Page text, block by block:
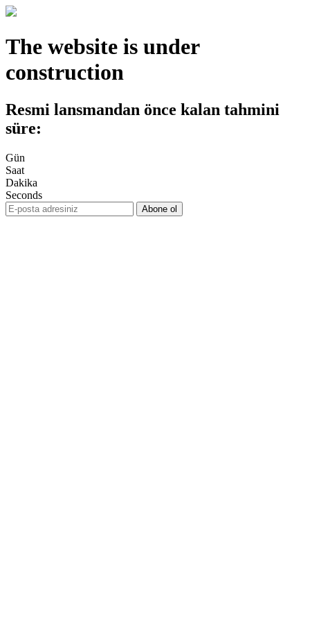
The website is under
construction
Resmi lansmandan önce kalan tahmini
süre:
Gün
Saat
Dakika
Seconds